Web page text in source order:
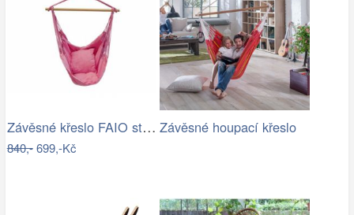
Závěsné křeslo FAIO starorůžová
840,-699,-Kč
Závěsné houpací křeslo